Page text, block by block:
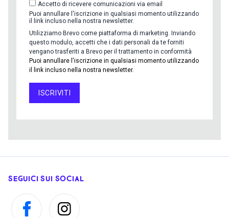
Accetto di ricevere comunicazioni via email
Puoi annullare l'iscrizione in qualsiasi momento utilizzando
il link incluso nella nostra newsletter.
Utilizziamo Brevo come piattaforma di marketing. Inviando
questo modulo, accetti che i dati personali da te forniti
vengano trasferiti a Brevo per il trattamento in conformità
Puoi annullare l'iscrizione in qualsiasi momento utilizzando
il link incluso nella nostra newsletter.
ISCRIVITI
SEGUICI SUI SOCIAL